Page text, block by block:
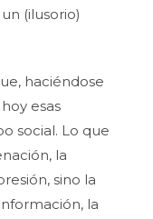
(ilusorio)
haciéndose
esas
social. Lo que
la
sino la
la